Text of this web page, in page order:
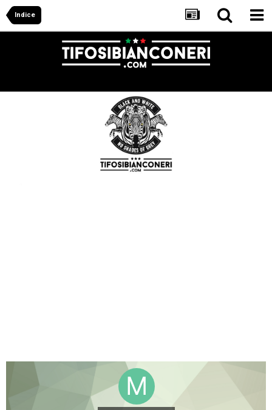
Indice